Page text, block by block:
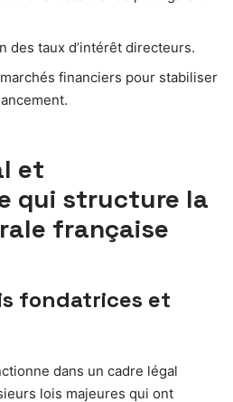
des taux d’intérêt directeurs.
financiers pour stabiliser
et
qui structure la
française
fondatrices et
dans un cadre légal
lois majeures qui ont